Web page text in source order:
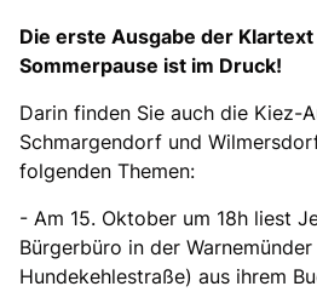
Die erste Ausgabe der
Sommerpause ist im Druck!
Darin finden Sie auch die Kiez-
Schmargendorf und
folgenden Themen:
- Am 15. Oktober um 18h liest
Bürgerbüro in der
Hundekehlestraße) aus ihrem